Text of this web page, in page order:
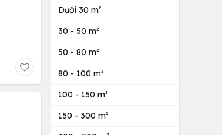
Dưới 30 m²
30 - 50 m²
50 - 80 m²
80 - 100 m²
100 - 150 m²
150 - 300 m²